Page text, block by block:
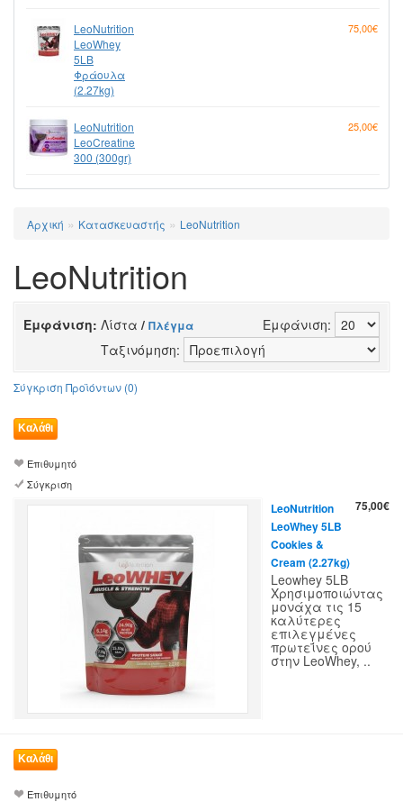
LeoNutrition
LeoWhey
5LB
Φράουλα
(2.27kg)
75,00€
LeoNutrition
LeoCreatine
300 (300gr)
25,00€
Αρχική » Κατασκευαστής » LeoNutrition
LeoNutrition
Εμφάνιση: Λίστα / Πλέγμα
Εμφάνιση:
Ταξινόμηση:
Σύγκριση Προϊόντων (0)
Επιθυμητό
Σύγκριση
75,00€
LeoNutrition
LeoWhey 5LB
Cookies &
Cream (2.27kg)
Leowhey 5LB
Χρησιμοποιώντας
μονάχα τις 15
καλύτερες
επιλεγμένες
πρωτεΐνες ορού
στην LeoWhey, ..
Επιθυμητό